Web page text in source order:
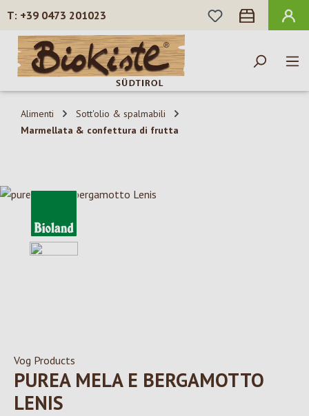
Passa al contenuto principale
+39 0473 201023
HAI 0 ARTICOLI
Alimenti
Sott'olio & spalmabili
Marmellata & confettura di frutta
Salta la galleria di immagini
Vog Products
PUREA MELA E BERGAMOTTO
LENIS